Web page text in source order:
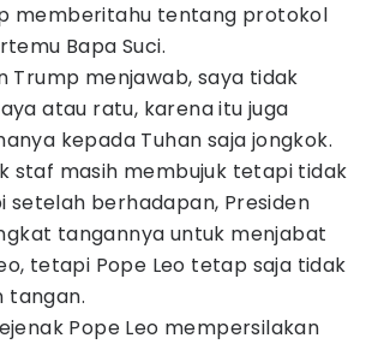
memberitahu tentang protokol
Bapa Suci.
Trump menjawab, saya tidak
atau ratu, karena itu juga
kepada Tuhan saja jongkok.
staf masih membujuk tetapi tidak
setelah berhadapan, Presiden
tangannya untuk menjabat
tetapi Pope Leo tetap saja tidak
tangan.
Pope Leo mempersilakan